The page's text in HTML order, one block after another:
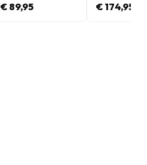
€ 89,95 € 174,95